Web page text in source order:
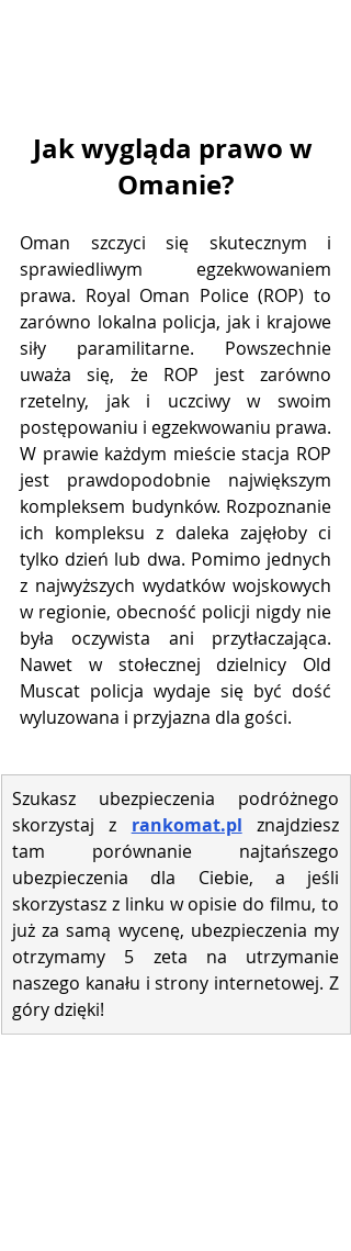
Jak wygląda prawo w
Omanie?
Oman szczyci się skutecznym i
sprawiedliwym egzekwowaniem
prawa. Royal Oman Police (ROP) to
zarówno lokalna policja, jak i krajowe
siły paramilitarne. Powszechnie
uważa się, że ROP jest zarówno
rzetelny, jak i uczciwy w swoim
postępowaniu i egzekwowaniu prawa.
W prawie każdym mieście stacja ROP
jest prawdopodobnie największym
kompleksem budynków. Rozpoznanie
ich kompleksu z daleka zajęłoby ci
tylko dzień lub dwa. Pomimo jednych
z najwyższych wydatków wojskowych
w regionie, obecność policji nigdy nie
była oczywista ani przytłaczająca.
Nawet w stołecznej dzielnicy Old
Muscat policja wydaje się być dość
wyluzowana i przyjazna dla gości.
Szukasz ubezpieczenia podróżnego
skorzystaj z rankomat.pl
znajdziesz
tam porównanie najtańszego
ubezpieczenia dla Ciebie, a jeśli
skorzystasz z linku w opisie do filmu, to
już za samą wycenę, ubezpieczenia my
otrzymamy 5 zeta na utrzymanie
naszego kanału i strony internetowej. Z
góry dzięki!